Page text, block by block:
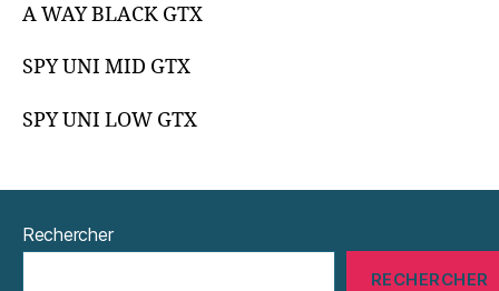
A WAY BLACK GTX
SPY UNI MID GTX
SPY UNI LOW GTX
Rechercher
RECHERCHER